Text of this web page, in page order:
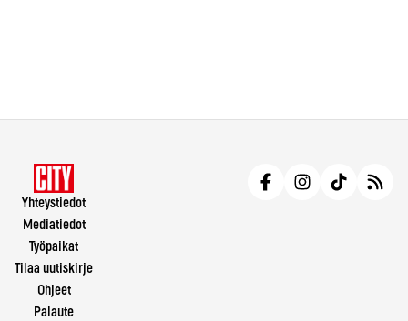
Yhteystiedot
Mediatiedot
Työpaikat
Tilaa uutiskirje
Ohjeet
Palaute